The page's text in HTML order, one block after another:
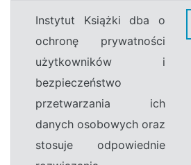
Instytut Książki dba o
ochronę prywatności
użytkowników i
bezpieczeństwo
przetwarzania ich
danych osobowych oraz
stosuje odpowiednie